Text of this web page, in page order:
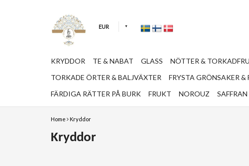
Home Kryddor
Kryddor
EUR
KRYDDOR TE & NABAT GLASS NÖTTER &
TORKADE ÖRTER & BALJVÄXTER
FRYSTA GRÖNSAKER &
FÄRDIGA RÄTTER PÅ BURK
FRUKT NOROUZ SAFFRAN